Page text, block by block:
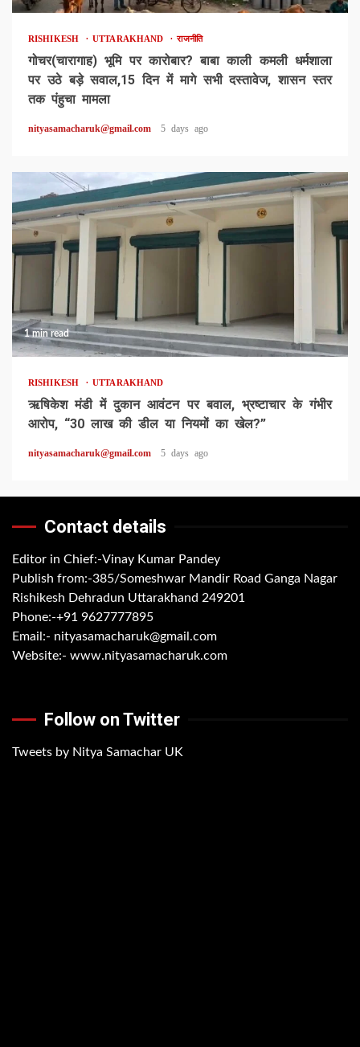
RISHIKESH UTTARAKHAND राजनीति
गोचर(चारागाह) भूमि पर कारोबार? बाबा काली कमली धर्मशाला
पर उठे बड़े सवाल,15 दिन में मागे सभी दस्तावेज, शासन स्तर
तक पंहुचा मामला
nityasamacharuk@gmail.com 5 days ago
1 min read
RISHIKESH UTTARAKHAND
ऋषिकेश मंडी में दुकान आवंटन पर बवाल, भ्रष्टाचार के गंभीर
आरोप, “30 लाख की डील या नियमों का खेल?”
nityasamacharuk@gmail.com 5 days ago
Contact details
Editor in Chief:-Vinay Kumar Pandey
Publish from:-385/Someshwar Mandir Road Ganga Nagar
Rishikesh Dehradun Uttarakhand 249201
Phone:-+91 9627777895
Email:- nityasamacharuk@gmail.com
Website:- www.nityasamacharuk.com
Follow on Twitter
Tweets by Nitya Samachar UK